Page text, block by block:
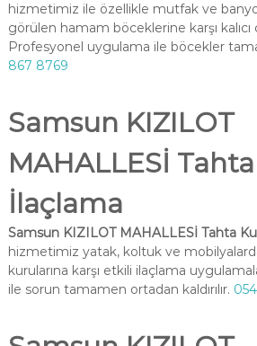
hizmetimiz ile özellikle mutfak ve
görülen hamam böceklerine karşı
Profesyonel uygulama ile böcekler
867 8769
Samsun KIZILOT
MAHALLESİ
İlaçlama
Samsun KIZILOT MAHALLESİ Tahta
hizmetimiz yatak, koltuk ve
kurularına karşı etkili ilaçlama
ile sorun tamamen ortadan kaldırılır.